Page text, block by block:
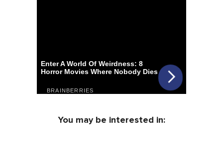
You may be interested in: